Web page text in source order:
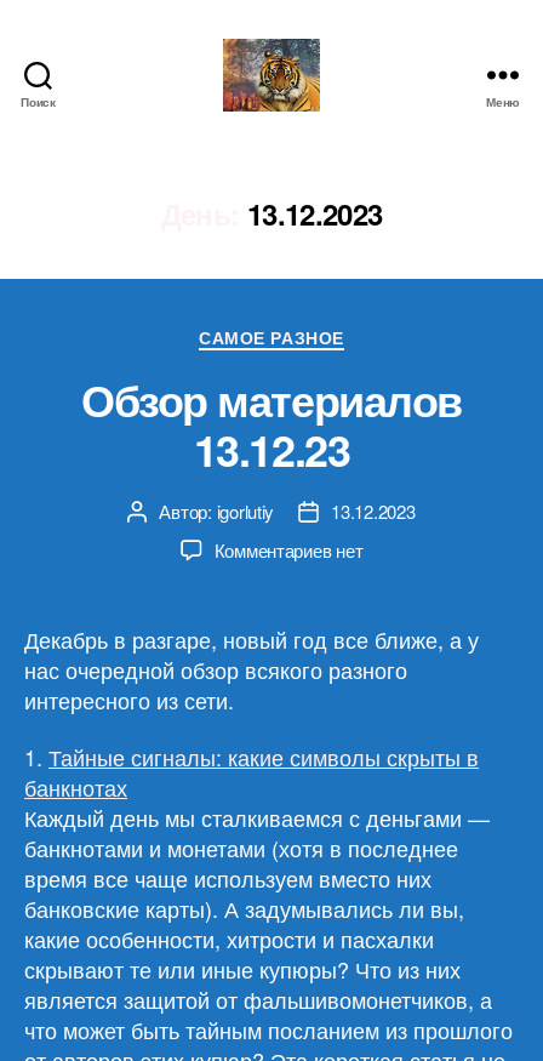
Поиск Меню
13.12.2023
Рубрики
САМОЕ РАЗНОЕ
Обзор материалов
13.12.23
Автор
записи
Автор: igorlutiy
Дата13.12.2023
Комментариевк
материалов
13.12.23
нет
Декабрь в разгаре, новый год все ближе, а у
нас очередной обзор всякого разного
интересного из сети.
1. Тайные сигналы: какие символы скрыты в
банкнотах
Каждый день мы сталкиваемся с деньгами —
банкнотами и монетами (хотя в последнее
время все чаще используем вместо них
банковские карты). А задумывались ли вы,
какие особенности, хитрости и пасхалки
скрывают те или иные купюры? Что из них
является защитой от фальшивомонетчиков, а
что может быть тайным посланием из прошлого